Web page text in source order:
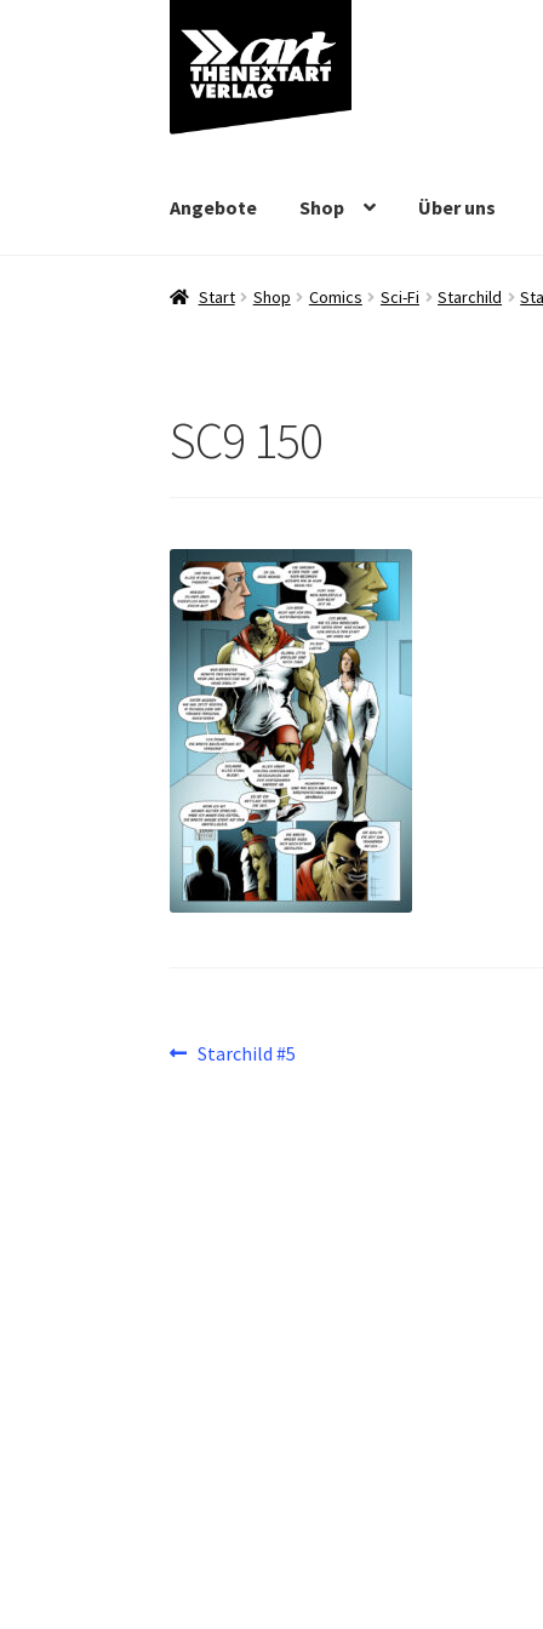
Zur
Navigation
springen
Zum
Inhalt
springen
Angebote Shop Über uns
Start Shop Comics Sci-Fi Starchild
SC9 150
Beitragsnavigation
Vorheriger
Starchild #5